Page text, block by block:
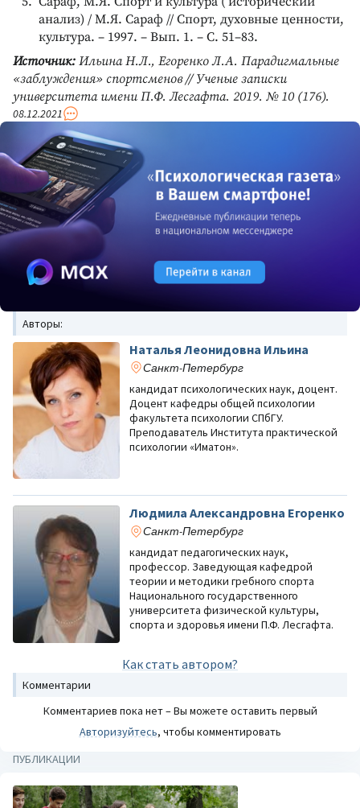
анализ) / М.Я. Сараф // Спорт, духовные ценности,
культура. – 1997. – Вып. 1. – С. 51–83.
Источник: Ильина Н.Л., Егоренко Л.А. Парадигмальные
«заблуждения» спортсменов // Ученые записки
университета имени П.Ф. Лесгафта. 2019. № 10 (176).
08.12.2021
Авторы:
Наталья Леонидовна Ильина
Санкт-Петербург
кандидат психологических наук, доцент.
Доцент кафедры общей психологии
факультета психологии СПбГУ.
Преподаватель Института практической
психологии «Иматон».
Людмила Александровна Егоренко
Санкт-Петербург
кандидат педагогических наук,
профессор. Заведующая кафедрой
теории и методики гребного спорта
Национального государственного
университета физической культуры,
спорта и здоровья имени П.Ф. Лесгафта.
Как стать автором?
Комментарии
Комментариев пока нет – Вы можете оставить первый
Авторизуйтесь, чтобы комментировать
ПУБЛИКАЦИИ